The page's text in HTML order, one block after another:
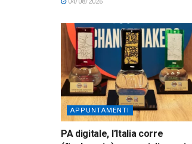
04/08/2026
APPUNTAMENTI
PA digitale, l’Italia corre